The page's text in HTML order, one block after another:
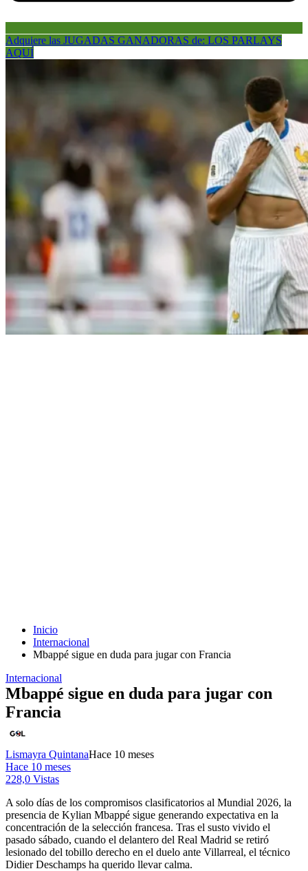
Adquiere las JUGADAS GANADORAS de: LOS PARLAYS
AQUÍ
Inicio
Internacional
Mbappé sigue en duda para jugar con Francia
Internacional
Mbappé sigue en duda para jugar con
Francia
Lismayra QuintanaHace 10 meses
Hace 10 meses
228,0 Vistas
A solo días de los compromisos clasificatorios al Mundial 2026, la
presencia de Kylian Mbappé sigue generando expectativa en la
concentración de la selección francesa. Tras el susto vivido el
pasado sábado, cuando el delantero del Real Madrid se retiró
lesionado del tobillo derecho en el duelo ante Villarreal, el técnico
Didier Deschamps ha querido llevar calma.